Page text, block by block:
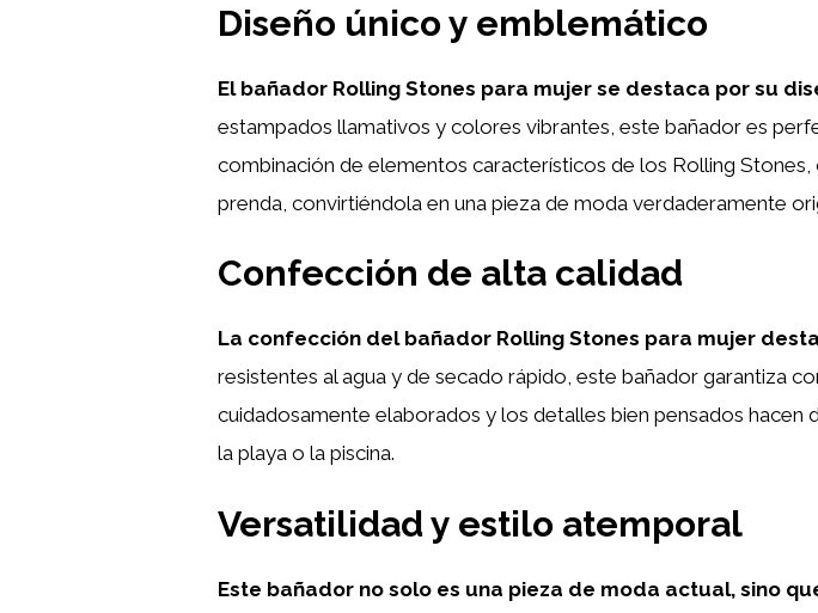
Diseño único y emblemático
El bañador Rolling Stones para mujer se destaca por su
estampados llamativos y colores vibrantes, este bañador es
combinación de elementos característicos de los Rolling
prenda, convirtiéndola en una pieza de moda verdaderamente
Confección de alta calidad
La confección del bañador Rolling Stones para mujer
resistentes al agua y de secado rápido, este bañador garantiza
cuidadosamente elaborados y los detalles bien pensados hacen
la playa o la piscina.
Versatilidad y estilo atemporal
Este bañador no solo es una pieza de moda actual, sino